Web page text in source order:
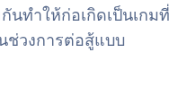
นทำให้ก่อเกิดเป็นเกมที่
ช่วงการต่อสู้แบบ